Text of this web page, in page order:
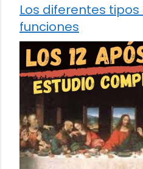
Los diferentes
funciones